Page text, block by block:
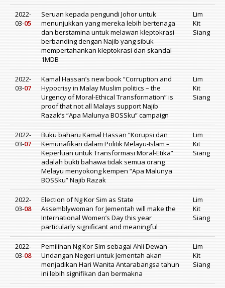
2022-
03-05
Seruan kepada pengundi Johor untuk
menunjukkan yang mereka lebih bertenaga
dan berstamina untuk melawan kleptokrasi
berbanding dengan Najib yang sibuk
mempertahankan kleptokrasi dan skandal
1MDB
Lim
Kit
Siang
2022-
03-07
Kamal Hassan’s new book “Corruption and
Hypocrisy in Malay Muslim politics – the
Urgency of Moral-Ethical Transformation” is
proof that not all Malays support Najib
Razak’s “Apa Malunya BOSSku” campaign
Lim
Kit
Siang
2022-
03-07
Buku baharu Kamal Hassan “Korupsi dan
Kemunafikan dalam Politik Melayu-Islam –
Keperluan untuk Transformasi Moral-Etika”
adalah bukti bahawa tidak semua orang
Melayu menyokong kempen “Apa Malunya
BOSSku” Najib Razak
Lim
Kit
Siang
2022-
03-08
Election of Ng Kor Sim as State
Assemblywoman for Jementah will make the
International Women’s Day this year
particularly significant and meaningful
Lim
Kit
Siang
2022-
03-08
Pemilihan Ng Kor Sim sebagai Ahli Dewan
Undangan Negeri untuk Jementah akan
menjadikan Hari Wanita Antarabangsa tahun
ini lebih signifikan dan bermakna
Lim
Kit
Siang